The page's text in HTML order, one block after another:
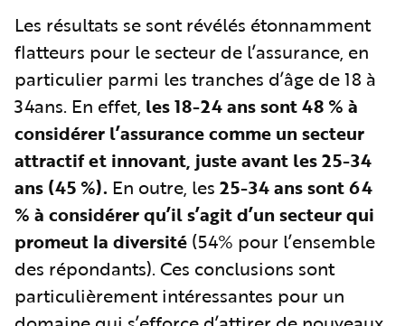
Les résultats se sont révélés étonnamment
flatteurs pour le secteur de l’assurance, en
particulier parmi les tranches d’âge de 18 à
34ans. En effet, les 18-24 ans sont 48 % à
considérer l’assurance comme un secteur
attractif et innovant, juste avant les 25-34
ans (45 %). En outre, les 25-34 ans sont 64
% à considérer qu’il s’agit d’un secteur qui
promeut la diversité (54% pour l’ensemble
des répondants). Ces conclusions sont
particulièrement intéressantes pour un